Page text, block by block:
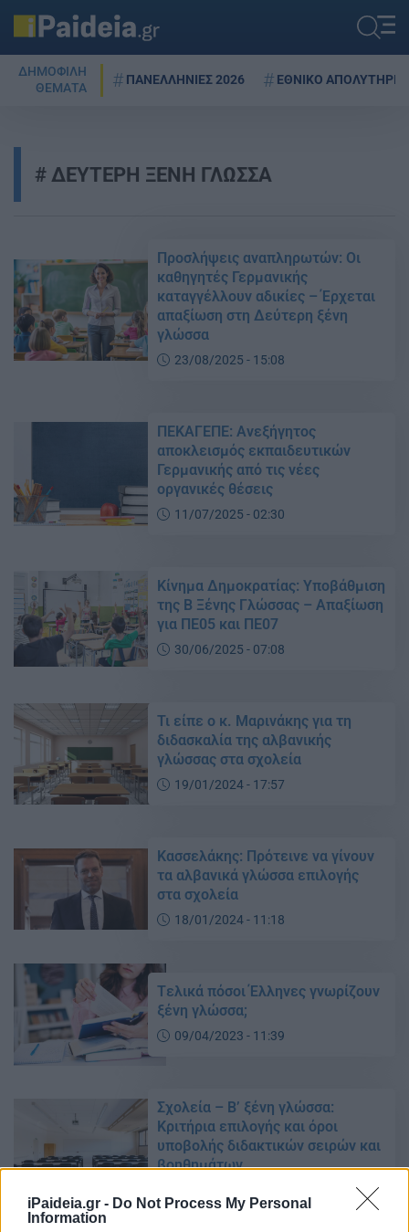
iPaideia.gr - Do Not Process My Personal
Information
ΔΗΜΟΦΙΛΗ
ΘΕΜΑΤΑ
ΠΑΝΕΛΛΗΝΙΕΣ 2026 ΕΘΝΙΚΟ ΑΠΟΛΥΤΗΡΙΟ
ΔΕΥΤΕΡΗ ΞΕΝΗ ΓΛΩΣΣΑ
Προσλήψεις αναπληρωτών: Οι
καθηγητές Γερμανικής
καταγγέλλουν αδικίες – Έρχεται
απαξίωση στη Δεύτερη ξένη
γλώσσα
23/08/2025 - 15:08
ΠΕΚΑΓΕΠΕ: Ανεξήγητος
αποκλεισμός εκπαιδευτικών
Γερμανικής από τις νέες
οργανικές θέσεις
11/07/2025 - 02:30
Κίνημα Δημοκρατίας: Υποβάθμιση
της Β Ξένης Γλώσσας – Απαξίωση
για ΠΕ05 και ΠΕ07
30/06/2025 - 07:08
Τι είπε ο κ. Μαρινάκης για τη
διδασκαλία της αλβανικής
γλώσσας στα σχολεία
19/01/2024 - 17:57
Κασσελάκης: Πρότεινε να γίνουν
τα αλβανικά γλώσσα επιλογής
στα σχολεία
18/01/2024 - 11:18
Tελικά πόσοι Έλληνες γνωρίζουν
ξένη γλώσσα;
09/04/2023 - 11:39
Σχολεία – Β’ ξένη γλώσσα:
Κριτήρια επιλογής και όρoι
υποβολής διδακτικών σειρών και
βοηθημάτων